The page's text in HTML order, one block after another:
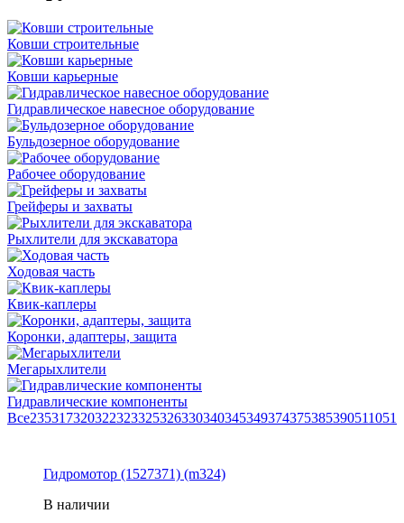
Ковши строительные
Ковши карьерные
Гидравлическое навесное оборудование
Бульдозерное оборудование
Рабочее оборудование
Грейферы и захваты
Рыхлители для экскаватора
Ходовая часть
Квик-каплеры
Коронки, адаптеры, защита
Мегарыхлители
Гидравлические компоненты
Все2353173203223233253263303403453493743753853905110
Гидромотор (1527371) (m324)
В наличии